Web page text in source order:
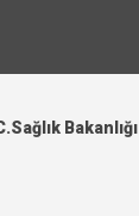
Bakanlığı